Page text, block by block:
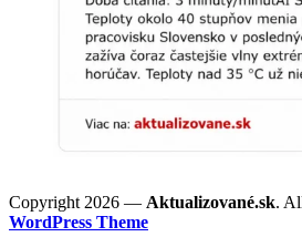
Copyright 2026 — Aktualizované.sk.
WordPress Theme